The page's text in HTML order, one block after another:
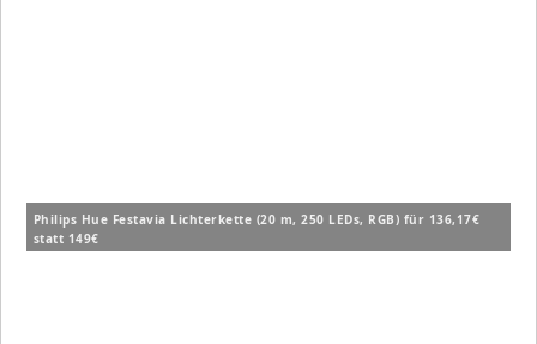
Philips Hue Festavia Lichterkette (20 m, 250 LEDs, RGB) für 136,17€
statt 149€